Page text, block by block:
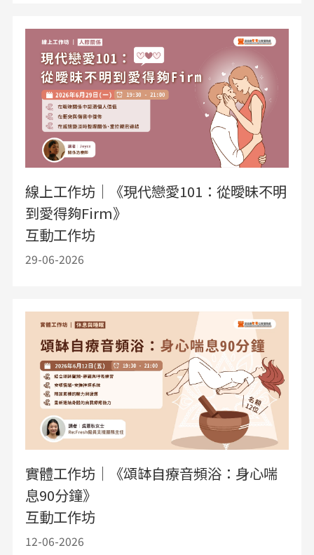
線上工作坊｜《現代戀愛101：從曖昧不明
到愛得夠Firm》
互動工作坊
29-06-2026
實體工作坊｜《頌缽自療音頻浴：身心喘
息90分鐘》
互動工作坊
12-06-2026